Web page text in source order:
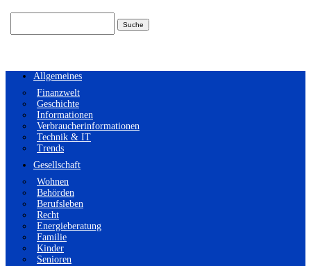
Allgemeines
Finanzwelt
Geschichte
Informationen
Verbraucherinformationen
Technik & IT
Trends
Gesellschaft
Wohnen
Behörden
Berufsleben
Recht
Energieberatung
Familie
Kinder
Senioren